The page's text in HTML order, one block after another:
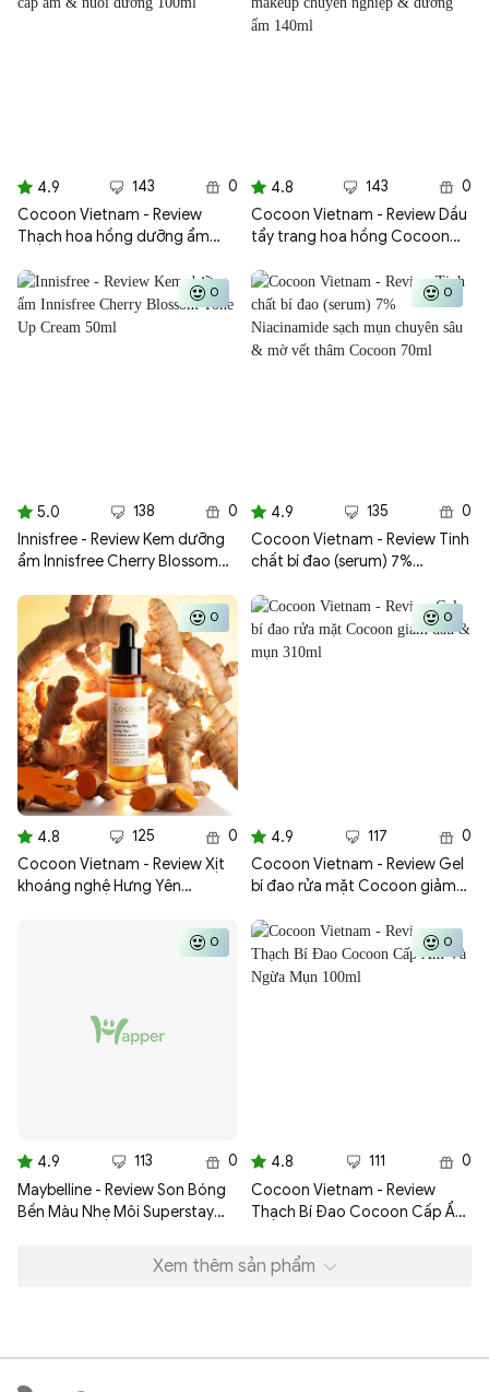
4.9 143
0
Cocoon Vietnam - Review
Thạch hoa hồng dưỡng ẩm
100ml
4.8 143
0
Cocoon Vietnam - Review Dầu
tẩy trang hoa hồng Cocoon
nghiệp & dưỡng ẩm 140ml
0
5.0 138
0
Innisfree - Review Kem dưỡng
ẩm Innisfree Cherry Blossom
0
4.9 135
0
Cocoon Vietnam - Review Tinh
chất bí đao (serum) 7%
sâu & mờ vết thâm Cocoon
70ml
0
4.8 125
0
Cocoon Vietnam - Review Xịt
khoáng nghệ Hưng Yên
ngừa oxy hóa Cocoon 130ml
0
4.9 117
0
Cocoon Vietnam - Review Gel
bí đao rửa mặt Cocoon giảm
0
4.9 113
0
Maybelline - Review Son Bóng
Bền Màu Nhẹ Môi Superstay
0
4.8 111
0
Cocoon Vietnam - Review
Thạch Bí Đao Cocoon Cấp Ẩm
Xem thêm sản phẩm